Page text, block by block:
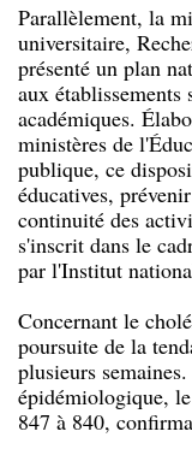
Parallèlement, la
universitaire,
présenté un plan
aux
académiques.
ministères de
publique, ce
éducatives,
continuité des
s'inscrit dans le
par l'Institut
Concernant le
poursuite de la
plusieurs
épidémiologique, le
847 à 840,